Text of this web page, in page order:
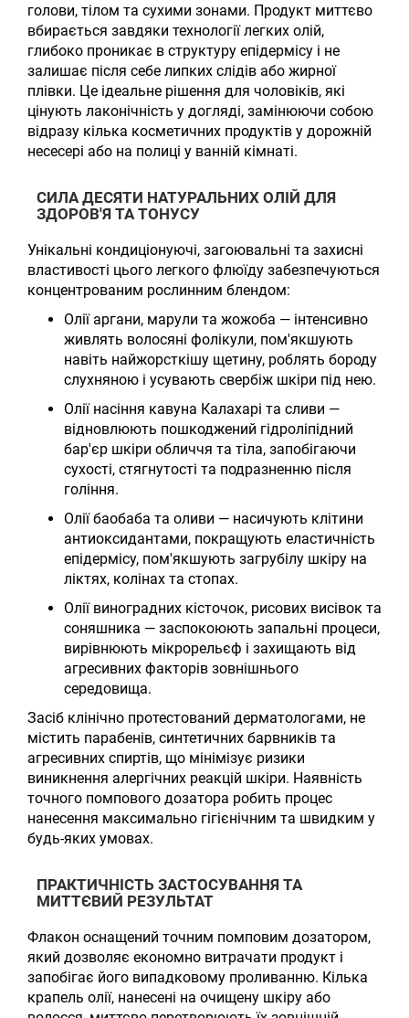
голови, тілом та сухими зонами. Продукт миттєво
вбирається завдяки технології легких олій,
глибоко проникає в структуру епідермісу і не
залишає після себе липких слідів або жирної
плівки. Це ідеальне рішення для чоловіків, які
цінують лаконічність у догляді, замінюючи собою
відразу кілька косметичних продуктів у дорожній
несесері або на полиці у ванній кімнаті.
СИЛА ДЕСЯТИ НАТУРАЛЬНИХ ОЛІЙ ДЛЯ
ЗДОРОВ'Я ТА ТОНУСУ
Унікальні кондиціонуючі, загоювальні та захисні
властивості цього легкого флюїду забезпечуються
концентрованим рослинним блендом:
Олії аргани, марули та жожоба — інтенсивно
живлять волосяні фолікули, пом'якшують
навіть найжорсткішу щетину, роблять бороду
слухняною і усувають свербіж шкіри під нею.
Олії насіння кавуна Калахарі та сливи —
відновлюють пошкоджений гідроліпідний
бар'єр шкіри обличчя та тіла, запобігаючи
сухості, стягнутості та подразненню після
гоління.
Олії баобаба та оливи — насичують клітини
антиоксидантами, покращують еластичність
епідермісу, пом'якшують загрубілу шкіру на
ліктях, колінах та стопах.
Олії виноградних кісточок, рисових висівок та
соняшника — заспокоюють запальні процеси,
вирівнюють мікрорельєф і захищають від
агресивних факторів зовнішнього
середовища.
Засіб клінічно протестований дерматологами, не
містить парабенів, синтетичних барвників та
агресивних спиртів, що мінімізує ризики
виникнення алергічних реакцій шкіри. Наявність
точного помпового дозатора робить процес
нанесення максимально гігієнічним та швидким у
будь-яких умовах.
ПРАКТИЧНІСТЬ ЗАСТОСУВАННЯ ТА
МИТТЄВИЙ РЕЗУЛЬТАТ
Флакон оснащений точним помповим дозатором,
який дозволяє економно витрачати продукт і
запобігає його випадковому проливанню. Кілька
крапель олії, нанесені на очищену шкіру або